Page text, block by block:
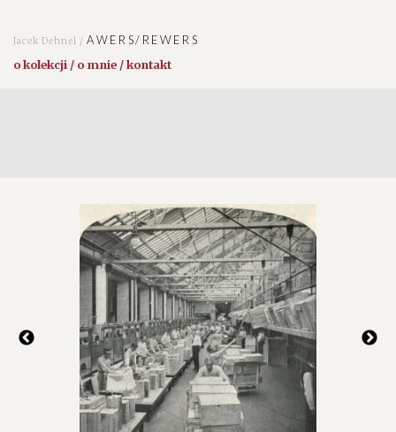
Jacek Dehnel /AWERS/REWERS
o kolekcji / o mnie / kontakt